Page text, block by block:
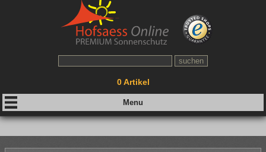
0Artikel